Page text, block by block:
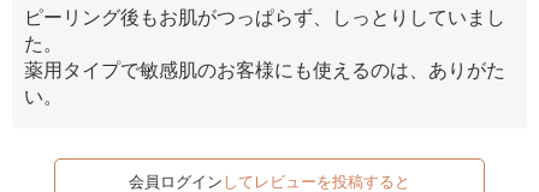
ピーリング後もお肌がつっぱらず、しっとりしていまし
た。
薬用タイプで敏感肌のお客様にも使えるのは、ありがた
い。
会員ログイン してレビューを投稿すると